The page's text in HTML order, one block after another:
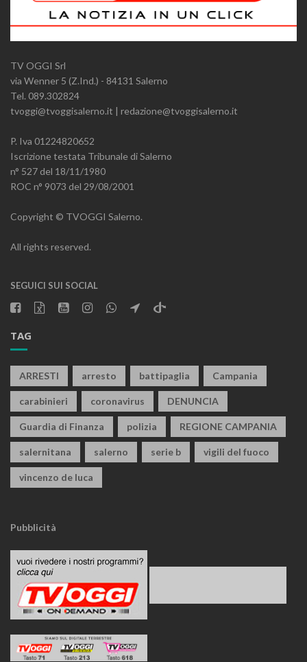
TV OGGI Srl
via Wenner 5 (Z.Ind.) - 84131 Salerno
Tel. 089.302824
tvoggi@tvoggisalerno.it | redazione@tvoggisalerno.it
P. Iva 01224820652
Iscrizione testata Tribunale di Salerno
n° 527 del 18/11/1980
ROC n° 9073 del 29/08/2001
Copyright © TVOGGI Salerno.
All rights reserved.
SEGUICI SUI SOCIAL
TAG
ARRESTI arresto battipaglia Campania
carabinieri coronavirus DENUNCIA
Guardia di Finanza polizia REGIONE CAMPANIA
salernitana salerno serie b vigili del fuoco
vincenzo de luca
Pubblicità